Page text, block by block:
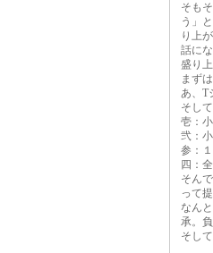
そも
う」
り上
話に
盛り
まず
あ、T
そし
壱：
弐：
参：
四：
そん
って
なん
承。
そし